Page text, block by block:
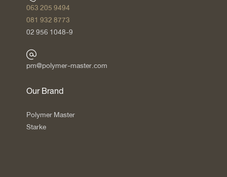
063 205 9494
081 932 8773
02 956 1048-9
pm@polymer-master.com
Our Brand
Polymer Master
Starke